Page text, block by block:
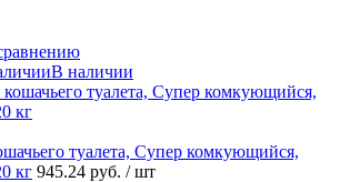
В наличии
туалета, Супер комкующийся,
кг 945.24 руб. / шт